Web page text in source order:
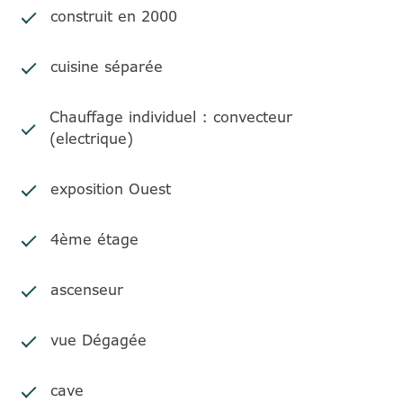
construit en 2000
cuisine séparée
Chauffage individuel : convecteur
(electrique)
exposition Ouest
4ème étage
ascenseur
vue Dégagée
cave